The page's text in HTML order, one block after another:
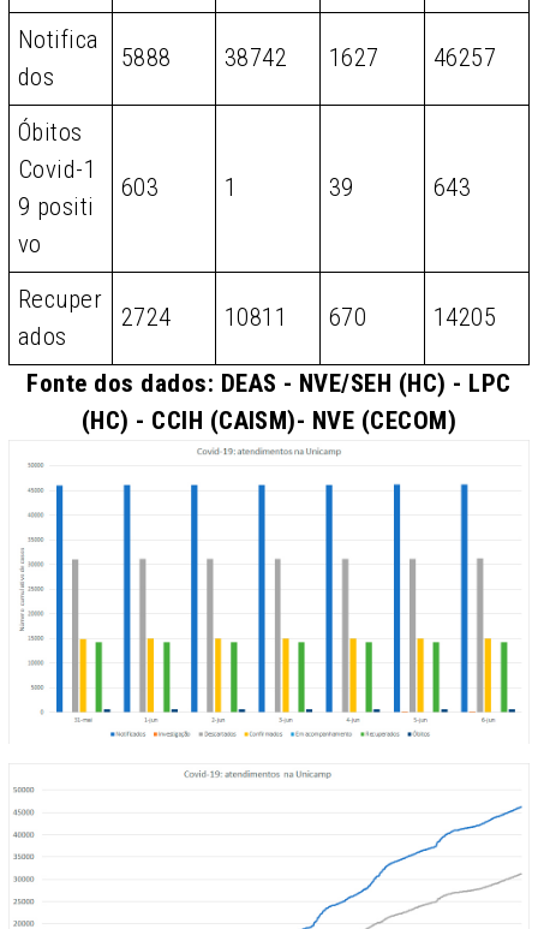
Notifica
dos
5888 38742 1627 46257
Óbitos
Covid-1
9 positi
vo
603 1 39 643
Recuper
ados
2724 10811 670 14205
Fonte dos dados: DEAS - NVE/SEH (HC) - LPC
(HC) - CCIH (CAISM)- NVE (CECOM)